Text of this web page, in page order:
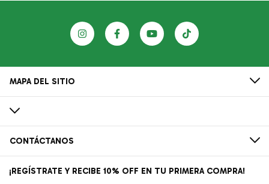
MAPA DEL SITIO
CONTÁCTANOS
¡REGÍSTRATE Y RECIBE 10% OFF EN TU PRIMERA COMPRA!